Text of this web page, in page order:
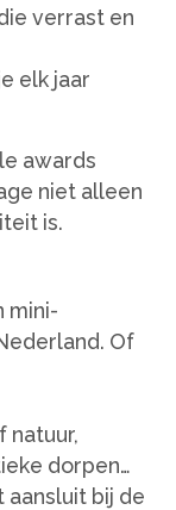
verrast en
elk jaar
awards
niet alleen
is.
mini-
Of
natuur,
dorpen…
bij de